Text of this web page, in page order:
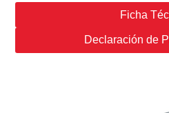
Ficha
Declaración de